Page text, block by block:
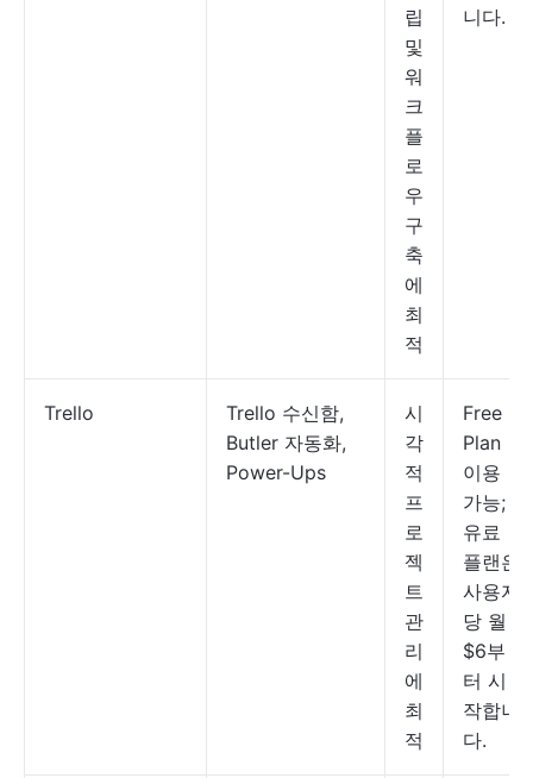
립
및
워
크
플
로
우
구
축
에
최
적
니다.
Trello
Trello 수신함,
Butler 자동화,
Power-Ups
시
각
적
프
로
젝
트
관
리
에
최
적
Free
Plan
이용
가능;
유료
플랜은
사용자
당 월
$6부
터 시
작합니
다.